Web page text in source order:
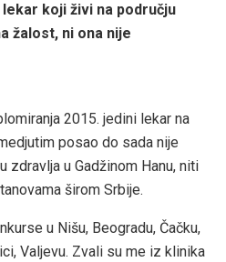
koji živi na području
žalost, ni ona nije
2015. jedini lekar na
posao do sada nije
zdravlja u Gadžinom Hanu, niti
širom Srbije.
u Nišu, Beogradu, Čačku,
Valjevu. Zvali su me iz klinika